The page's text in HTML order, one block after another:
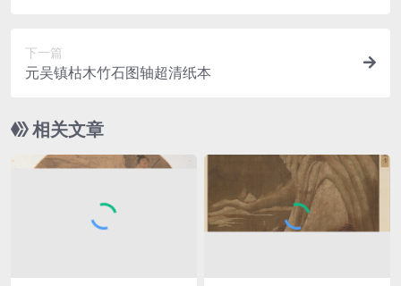
下一篇
元吴镇枯木竹石图轴超清纸本
相关文章